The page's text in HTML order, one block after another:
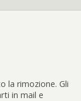
la rimozione. Gli
in mail e